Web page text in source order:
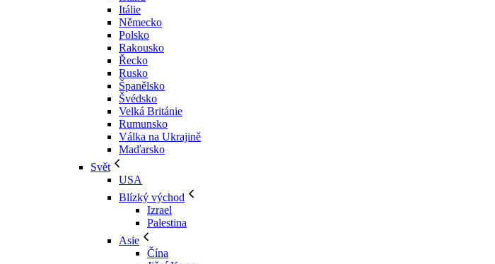
Itálie
Německo
Polsko
Rakousko
Řecko
Rusko
Španělsko
Švédsko
Velká Británie
Rumunsko
Válka na Ukrajině
Maďarsko
Svět
USA
Blízký východ
Izrael
Palestina
Asie
Čína